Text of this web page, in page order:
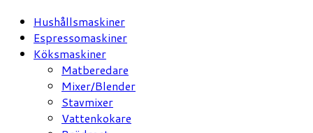
Hushållsmaskiner
Espressomaskiner
Köksmaskiner
Matberedare
Mixer/Blender
Stavmixer
Vattenkokare